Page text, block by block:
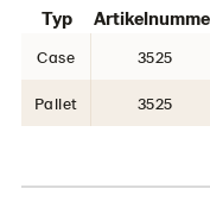
Typ
Case 3525
Pallet 3525